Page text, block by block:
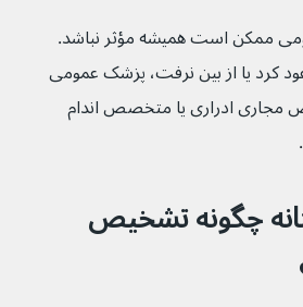
ممکن است همیشه مؤثر نباشد.
کرد یا از بین نرفت، پزشک عمومی
ادراری یا متخصص اندام
چگونه تشخیص